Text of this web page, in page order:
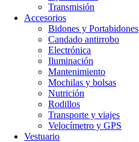
Transmisión
Accesorios
Bidones y Portabidones
Candado antirrobo
Electrónica
Iluminación
Mantenimiento
Mochilas y bolsas
Nutrición
Rodillos
Transporte y viajes
Velocímetro y GPS
Vestuario